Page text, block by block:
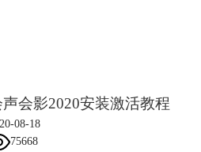
声会影2020安装激活教程
08-18
75668